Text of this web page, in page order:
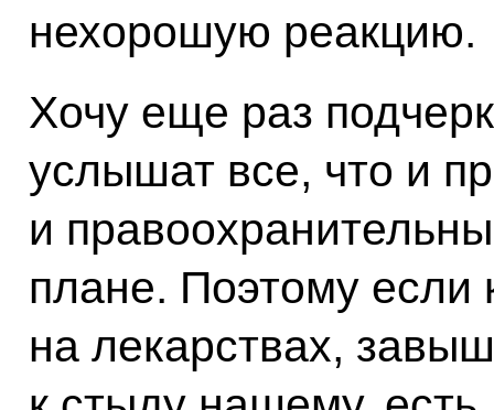
нехорошую реакцию.
Хочу еще раз
услышат все, что и
и
плане. Поэтому если
на лекарствах,